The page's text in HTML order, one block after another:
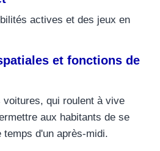
actives et des jeux en
et fonctions de
voitures, qui roulent à vive
aux habitants de se
temps d'un après-midi.